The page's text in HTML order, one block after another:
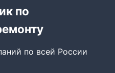
по
по всей России